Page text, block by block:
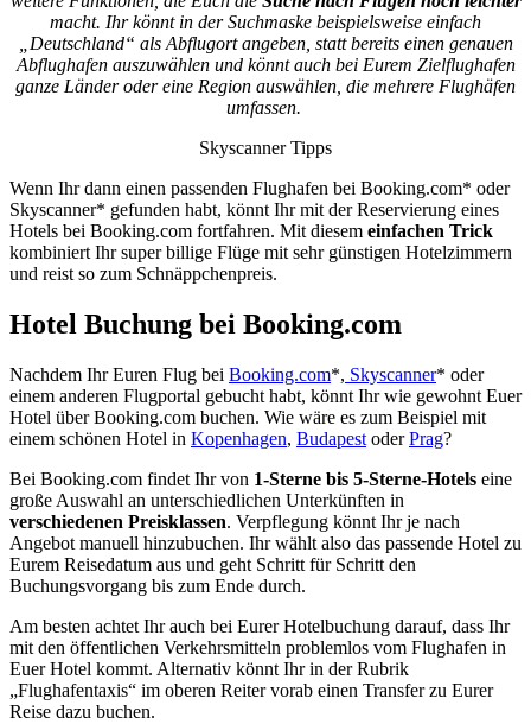
macht. Ihr könnt in der Suchmaske beispielsweise einfach
„Deutschland“ als Abflugort angeben, statt bereits einen genauen
Abflughafen auszuwählen und könnt auch bei Eurem Zielflughafen
ganze Länder oder eine Region auswählen, die mehrere Flughäfen
umfassen.
Skyscanner Tipps
Wenn Ihr dann einen passenden Flughafen bei Booking.com* oder
Skyscanner* gefunden habt, könnt Ihr mit der Reservierung eines
Hotels bei Booking.com fortfahren. Mit diesem einfachen Trick
kombiniert Ihr super billige Flüge mit sehr günstigen Hotelzimmern
und reist so zum Schnäppchenpreis.
Hotel Buchung bei Booking.com
Nachdem Ihr Euren Flug bei Booking.com*, Skyscanner* oder
einem anderen Flugportal gebucht habt, könnt Ihr wie gewohnt Euer
Hotel über Booking.com buchen. Wie wäre es zum Beispiel mit
einem schönen Hotel in Kopenhagen, Budapest oderPrag?
Bei Booking.com findet Ihr von 1-Sterne bis 5-Sterne-Hotels eine
große Auswahl an unterschiedlichen Unterkünften in
verschiedenen Preisklassen. Verpflegung könnt Ihr je nach
Angebot manuell hinzubuchen. Ihr wählt also das passende Hotel zu
Eurem Reisedatum aus und geht Schritt für Schritt den
Buchungsvorgang bis zum Ende durch.
Am besten achtet Ihr auch bei Eurer Hotelbuchung darauf, dass Ihr
mit den öffentlichen Verkehrsmitteln problemlos vom Flughafen in
Euer Hotel kommt. Alternativ könnt Ihr in der Rubrik
„Flughafentaxis“ im oberen Reiter vorab einen Transfer zu Eurer
Reise dazu buchen.